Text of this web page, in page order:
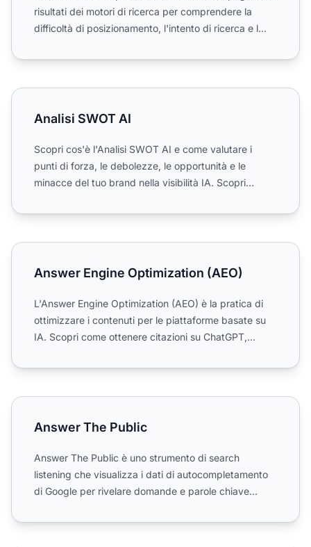
risultati dei motori di ricerca per comprendere la
difficoltà di posizionamento, l'intento di ricerca e l...
Analisi SWOT AI
Analisi SWOT AI
Scopri cos'è l'Analisi SWOT AI e come valutare i
punti di forza, le debolezze, le opportunità e le
minacce del tuo brand nella visibilità IA. Scopri
Answer Engine Optimization (AEO)
Answer Engine Optimization (AEO)
L'Answer Engine Optimization (AEO) è la pratica di
ottimizzare i contenuti per le piattaforme basate su
IA. Scopri come ottenere citazioni su ChatGPT,
Answer The Public
Answer The Public
Answer The Public è uno strumento di search
listening che visualizza i dati di autocompletamento
di Google per rivelare domande e parole chiave